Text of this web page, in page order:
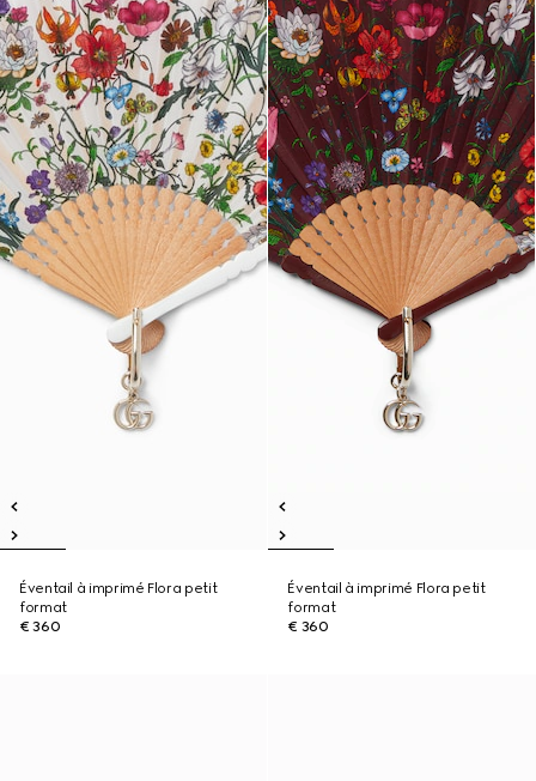
Éventail à imprimé Flora petit
format
€ 360
Éventail à imprimé Flora petit
format
€ 360